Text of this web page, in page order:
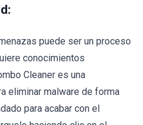
puede ser un proceso
conocimientos
Cleaner es una
eliminar malware de forma
para acabar con el